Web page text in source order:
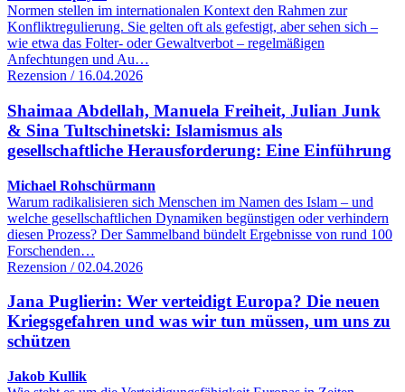
Normen stellen im internationalen Kontext den Rahmen zur
Konfliktregulierung. Sie gelten oft als gefestigt, aber sehen sich –
wie etwa das Folter- oder Gewaltverbot – regelmäßigen
Anfechtungen und Au…
Rezension / 16.04.2026
Shaimaa Abdellah, Manuela Freiheit, Julian Junk
& Sina Tultschinetski: Islamismus als
gesellschaftliche Herausforderung: Eine Einführung
Michael Rohschürmann
Warum radikalisieren sich Menschen im Namen des Islam – und
welche gesellschaftlichen Dynamiken begünstigen oder verhindern
diesen Prozess? Der Sammelband bündelt Ergebnisse von rund 100
Forschenden…
Rezension / 02.04.2026
Jana Puglierin: Wer verteidigt Europa? Die neuen
Kriegsgefahren und was wir tun müssen, um uns zu
schützen
Jakob Kullik